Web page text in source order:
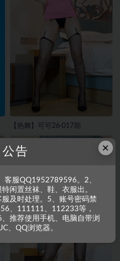
【热舞】可可26-017期
×
公告
客服QQ1952789596。2、
闲置丝袜、鞋、衣服出。
及时处理。5、账号密码禁
、111111、112233等，
推荐使用手机、电脑自带浏
、QQ浏览器。